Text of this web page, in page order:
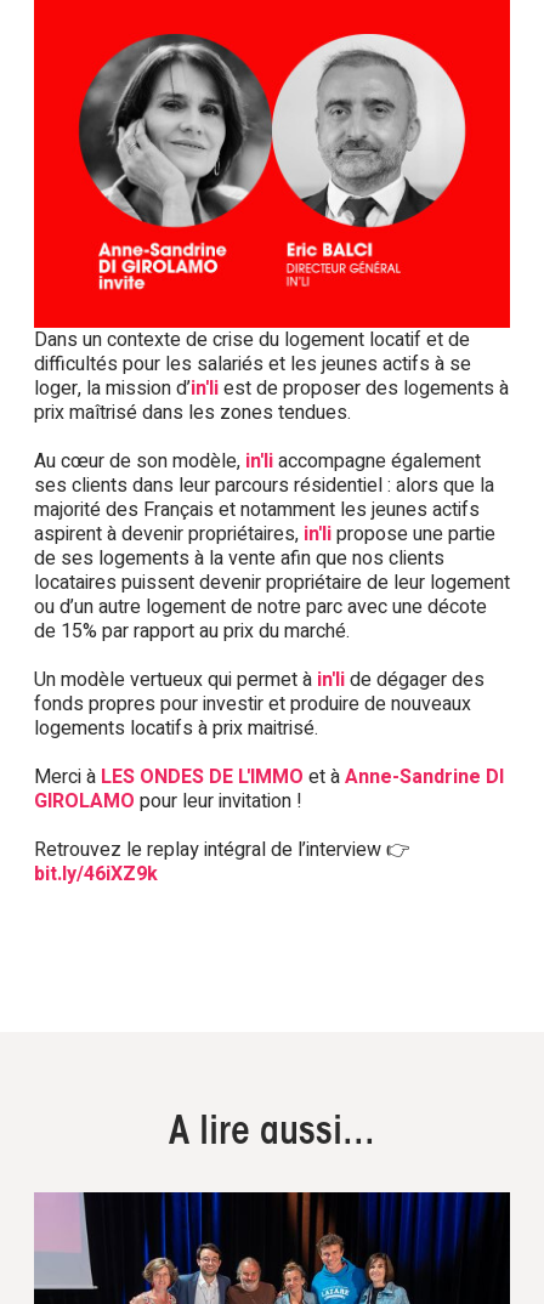
Dans un contexte de crise du logement locatif et de
difficultés pour les salariés et les jeunes actifs à se
loger, la mission d’in'liest de proposer des logements à
prix maîtrisé dans les zones tendues.
Au cœur de son modèle, in'liaccompagne également
ses clients dans leur parcours résidentiel : alors que la
majorité des Français et notamment les jeunes actifs
aspirent à devenir propriétaires, in'lipropose une partie
de ses logements à la vente afin que nos clients
locataires puissent devenir propriétaire de leur logement
ou d’un autre logement de notre parc avec une décote
de 15% par rapport au prix du marché.
Un modèle vertueux qui permet à in'lide dégager des
fonds propres pour investir et produire de nouveaux
logements locatifs à prix maitrisé.
Merci à LES ONDES DE L'IMMO et àAnne-Sandrine DI
GIROLAMO pour leur invitation !
Retrouvez le replay intégral de l’interview 👉
bit.ly/46iXZ9k
A lire aussi...